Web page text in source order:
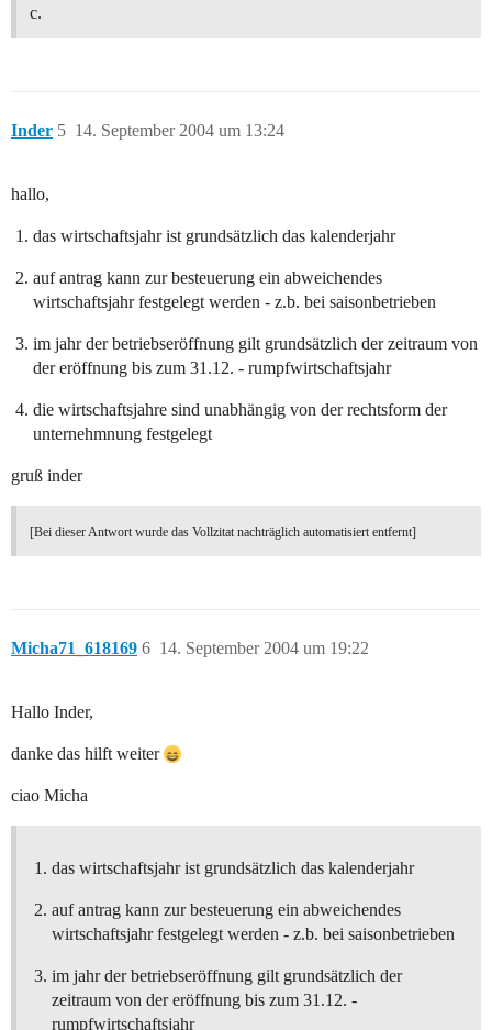
c.
Inder 14. September 2004 um 13:24
5
hallo,
das wirtschaftsjahr ist grundsätzlich das kalenderjahr
auf antrag kann zur besteuerung ein abweichendes
wirtschaftsjahr festgelegt werden - z.b. bei saisonbetrieben
im jahr der betriebseröffnung gilt grundsätzlich der zeitraum von
der eröffnung bis zum 31.12. - rumpfwirtschaftsjahr
die wirtschaftsjahre sind unabhängig von der rechtsform der
unternehmnung festgelegt
gruß inder
[Bei dieser Antwort wurde das Vollzitat nachträglich automatisiert entfernt]
Micha71_618169 14. September 2004 um 19:22
6
Hallo Inder,
danke das hilft weiter
ciao Micha
das wirtschaftsjahr ist grundsätzlich das kalenderjahr
auf antrag kann zur besteuerung ein abweichendes
wirtschaftsjahr festgelegt werden - z.b. bei saisonbetrieben
im jahr der betriebseröffnung gilt grundsätzlich der
zeitraum von der eröffnung bis zum 31.12. -
rumpfwirtschaftsjahr